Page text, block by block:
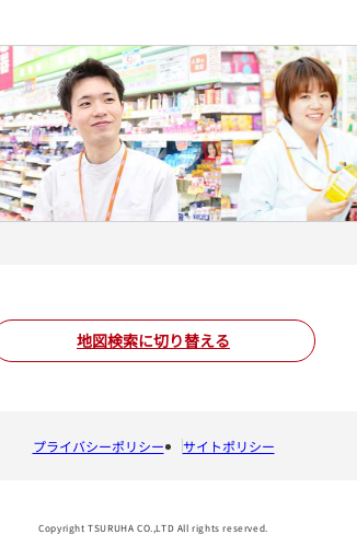
地図検索に切り替える
プライバシーポリシー サイトポリシー
Copyright TSURUHA CO.,LTD All rights reserved.